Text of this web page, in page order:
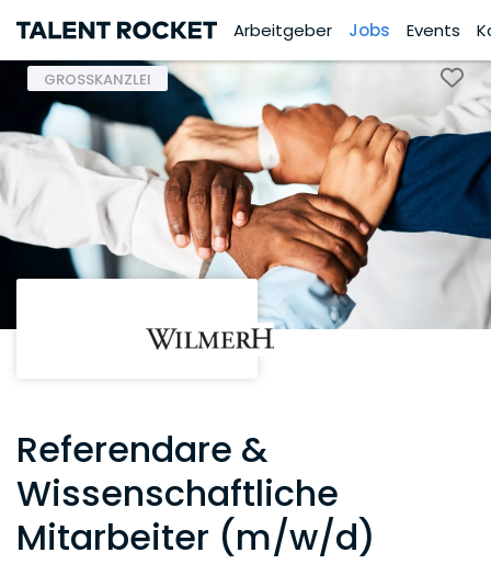
Arbeitgeber Jobs Events
GROSSKANZLEI
Referendare &
Wissenschaftliche
Mitarbeiter (m/w/d)